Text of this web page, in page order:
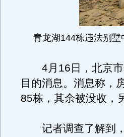
青龙湖144栋违法别
4月16日，北京市
目的消息。消息称，
85栋，其余被没收，
记者调查了解到，